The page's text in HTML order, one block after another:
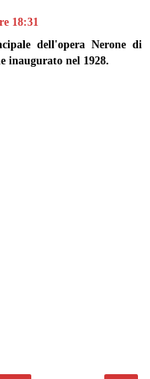
18:31
dell'opera Nerone di
inaugurato nel 1928.